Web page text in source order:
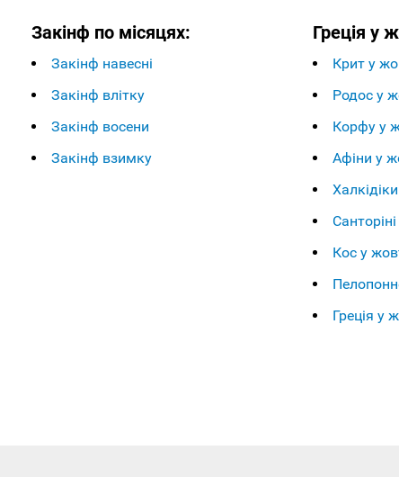
Закінф по місяцях:
Закінф навесні
Закінф влітку
Закінф восени
Закінф взимку
Греція у
Крит у
Родос у
Корфу у
Афіни у
Кос у
Греція у